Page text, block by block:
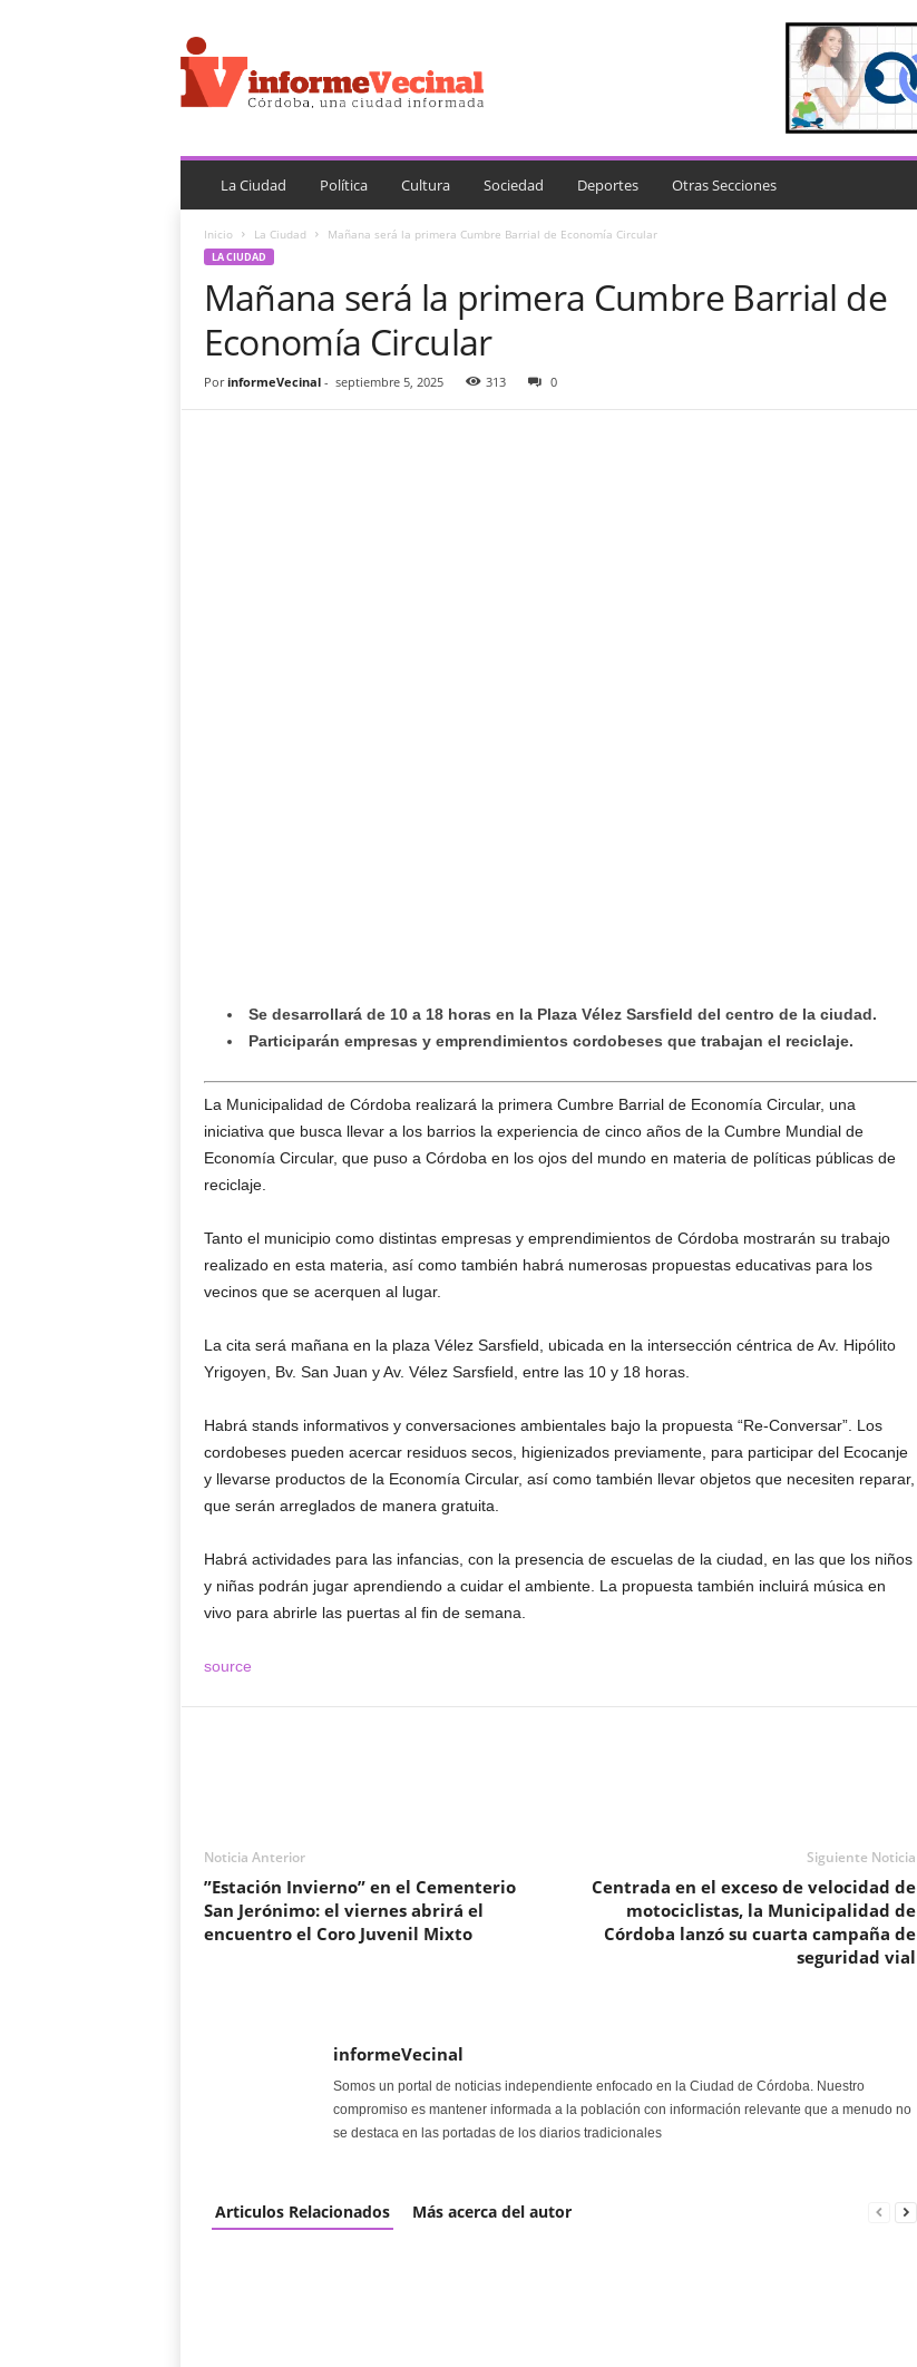
n
f
o
e
e
La Ciudad Política Cultura Sociedad Deportes Otras Secciones
Inicio La Ciudad Mañana será la primera Cumbre Barrial de Economía Circular
LA CIUDAD
Mañana será la primera Cumbre Barrial de
Economía Circular
Por informeVecinal- septiembre 5, 2025 313 0
Se desarrollará de 10 a 18 horas en la Plaza Vélez Sarsfield del centro de la ciudad.
Participarán empresas y emprendimientos cordobeses que trabajan el reciclaje.
La Municipalidad de Córdoba realizará la primera Cumbre Barrial de Economía Circular, una
iniciativa que busca llevar a los barrios la experiencia de cinco años de la Cumbre Mundial de
Economía Circular, que puso a Córdoba en los ojos del mundo en materia de políticas públicas de
reciclaje.
Tanto el municipio como distintas empresas y emprendimientos de Córdoba mostrarán su trabajo
realizado en esta materia, así como también habrá numerosas propuestas educativas para los
vecinos que se acerquen al lugar.
La cita será mañana en la plaza Vélez Sarsfield, ubicada en la intersección céntrica de Av. Hipólito
Yrigoyen, Bv. San Juan y Av. Vélez Sarsfield, entre las 10 y 18 horas.
Habrá stands informativos y conversaciones ambientales bajo la propuesta “Re-Conversar”. Los
cordobeses pueden acercar residuos secos, higienizados previamente, para participar del Ecocanje
y llevarse productos de la Economía Circular, así como también llevar objetos que necesiten reparar,
que serán arreglados de manera gratuita.
Habrá actividades para las infancias, con la presencia de escuelas de la ciudad, en las que los niños
y niñas podrán jugar aprendiendo a cuidar el ambiente. La propuesta también incluirá música en
vivo para abrirle las puertas al fin de semana.
source
Noticia Anterior
”Estación Invierno” en el Cementerio
San Jerónimo: el viernes abrirá el
encuentro el Coro Juvenil Mixto
Siguiente Noticia
Centrada en el exceso de velocidad de
motociclistas, la Municipalidad de
Córdoba lanzó su cuarta campaña de
seguridad vial
informeVecinal
Somos un portal de noticias independiente enfocado en la Ciudad de Córdoba. Nuestro
compromiso es mantener informada a la población con información relevante que a menudo no
se destaca en las portadas de los diarios tradicionales
Articulos Relacionados Más acerca del autor